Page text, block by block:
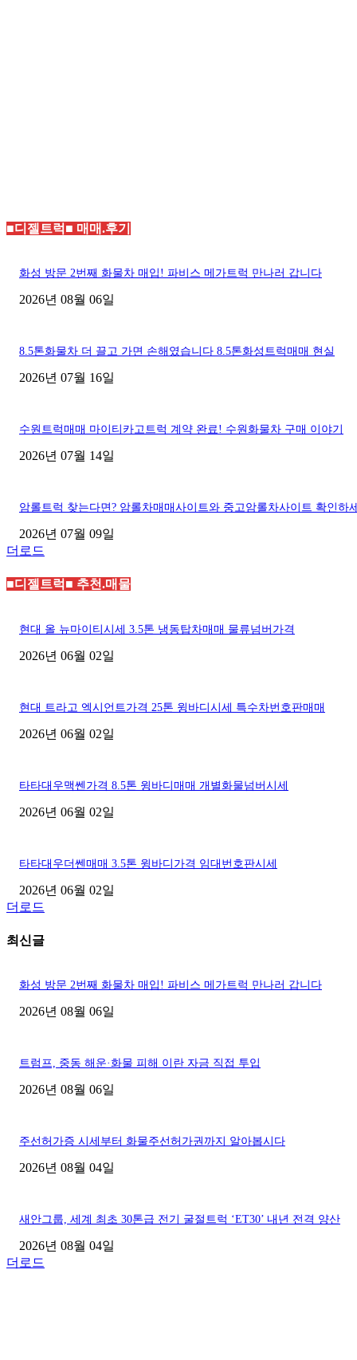
■디젤트럭■ 매매.후기
화성 방문 2번째 화물차 매입! 파비스 메가트럭 만나러 갑니다
2026년 08월 06일
8.5톤화물차 더 끌고 가면 손해였습니다 8.5톤화성트럭매매 현실
2026년 07월 16일
수원트럭매매 마이티카고트럭 계약 완료! 수원화물차 구매 이야기
2026년 07월 14일
암롤트럭 찾는다면? 암롤차매매사이트와 중고암롤차사이트 확인하
2026년 07월 09일
더로드
■디젤트럭■ 추천.매물
현대 올 뉴마이티시세 3.5톤 냉동탑차매매 물류넘버가격
2026년 06월 02일
현대 트라고 엑시언트가격 25톤 윙바디시세 특수차번호판매매
2026년 06월 02일
타타대우맥쎈가격 8.5톤 윙바디매매 개별화물넘버시세
2026년 06월 02일
타타대우더쎈매매 3.5톤 윙바디가격 임대번호판시세
2026년 06월 02일
더로드
최신글
화성 방문 2번째 화물차 매입! 파비스 메가트럭 만나러 갑니다
2026년 08월 06일
트럼프, 중동 해운·화물 피해 이란 자금 직접 투입
2026년 08월 06일
주선허가증 시세부터 화물주선허가권까지 알아봅시다
2026년 08월 04일
새안그룹, 세계 최초 30톤급 전기 굴절트럭 ‘ET30’ 내년 전격 양산
2026년 08월 04일
더로드